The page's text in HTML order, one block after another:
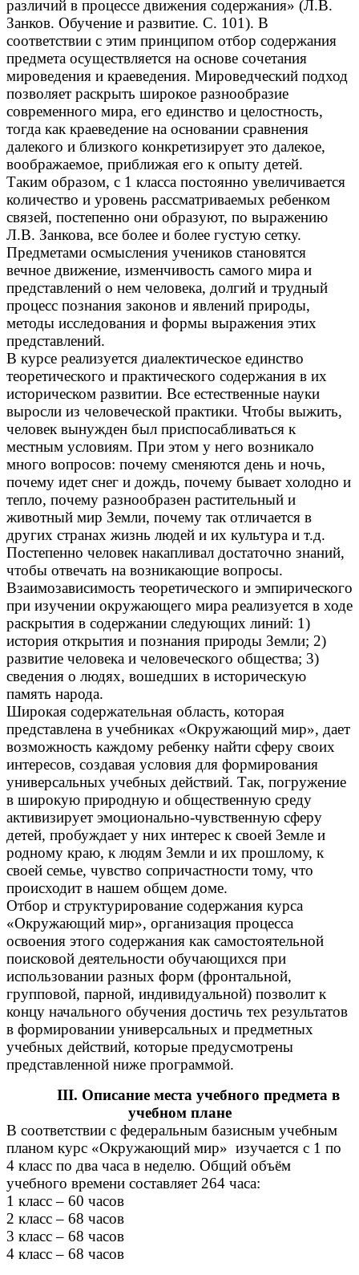
различий в процессе движения содержания» (Л.В.
Занков. Обучение и развитие. С. 101). В
соответствии с этим принципом отбор содержания
предмета осуществляется на основе сочетания
мироведения и краеведения. Мироведческий подход
позволяет раскрыть широкое разнообразие
современного мира, его единство и целостность,
тогда как краеведение на основании сравнения
далекого и близкого конкретизирует это далекое,
воображаемое, приближая его к опыту детей.
Таким образом, с 1 класса постоянно увеличивается
количество и уровень рассматриваемых ребенком
связей, постепенно они образуют, по выражению
Л.В. Занкова, все более и более густую сетку.
Предметами осмысления учеников становятся
вечное движение, изменчивость самого мира и
представлений о нем человека, долгий и трудный
процесс познания законов и явлений природы,
методы исследования и формы выражения этих
представлений.
В курсе реализуется диалектическое единство
теоретического и практического содержания в их
историческом развитии. Все естественные науки
выросли из человеческой практики. Чтобы выжить,
человек вынужден был приспосабливаться к
местным условиям. При этом у него возникало
много вопросов: почему сменяются день и ночь,
почему идет снег и дождь, почему бывает холодно и
тепло, почему разнообразен растительный и
животный мир Земли, почему так отличается в
других странах жизнь людей и их культура и т.д.
Постепенно человек накапливал достаточно знаний,
чтобы отвечать на возникающие вопросы.
Взаимозависимость теоретического и эмпирического
при изучении окружающего мира реализуется в ходе
раскрытия в содержании следующих линий: 1)
история открытия и познания природы Земли; 2)
развитие человека и человеческого общества; 3)
сведения о людях, вошедших в историческую
память народа.
Широкая содержательная область, которая
представлена в учебниках «Окружающий мир», дает
возможность каждому ребенку найти сферу своих
интересов, создавая условия для формирования
универсальных учебных действий. Так, погружение
в широкую природную и общественную среду
активизирует эмоционально-чувственную сферу
детей, пробуждает у них интерес к своей Земле и
родному краю, к людям Земли и их прошлому, к
своей семье, чувство сопричастности тому, что
происходит в нашем общем доме.
Отбор и структурирование содержания курса
«Окружающий мир», организация процесса
освоения этого содержания как самостоятельной
поисковой деятельности обучающихся при
использовании разных форм (фронтальной,
групповой, парной, индивидуальной) позволит к
концу начального обучения достичь тех результатов
в формировании универсальных и предметных
учебных действий, которые предусмотрены
представленной ниже программой.
III. Описание места учебного предмета в
учебном плане
В соответствии с федеральным базисным учебным
планом курс «Окружающий мир» изучается с 1 по
4 класс по два часа в неделю. Общий объём
учебного времени составляет 264 часа:
1 класс – 60 часов
2 класс – 68 часов
3 класс – 68 часов
4 класс – 68 часов